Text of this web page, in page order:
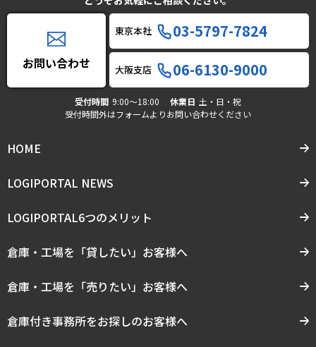
お問い合わせ
東京本社 03-5797-7824
大阪支店 06-6130-9000
受付時間 9:00〜18:00 休業日 土・日・祝
受付時間外はフォームよりお問い合わせください
HOME
LOGIPORTAL NEWS
LOGIPORTAL6つのメリット
倉庫・工場を「貸したい」お客様へ
倉庫・工場を「売りたい」お客様へ
倉庫付き事務所をお探しのお客様へ